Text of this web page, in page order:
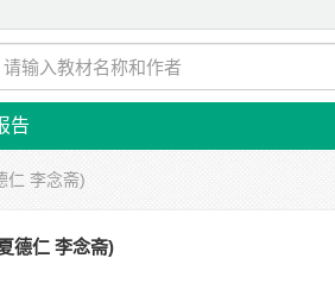
告
仁 李念斋)
德仁 李念斋)